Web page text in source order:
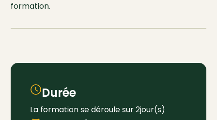
formation.
Durée
La formation se déroule sur 2jour(s)